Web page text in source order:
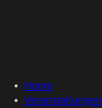
Home
Veranstaltungen